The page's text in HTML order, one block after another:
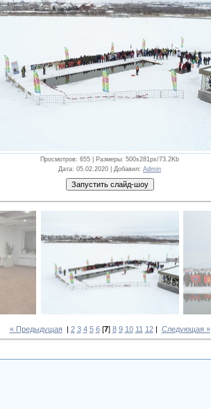
Просмотров: 655 | Размеры: 500x281px/73.2Kb
Дата: 05.02.2020 | Добавил: Admin
« Предыдущая| 2 3 4 5 6[7] 8 9 10 11 12| Следующая »